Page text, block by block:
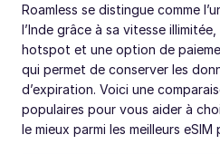
Roamless se distingue comme
l’Inde grâce à sa vitesse
hotspot et une option de
qui permet de conserver les
d’expiration. Voici une
populaires pour vous aider à
le mieux parmi les meilleurs